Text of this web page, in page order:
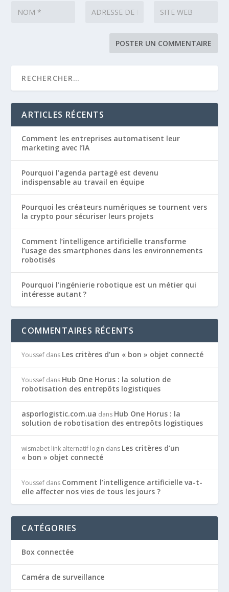
ARTICLES RÉCENTS
Comment les entreprises automatisent leur
marketing avec l’IA
Pourquoi l’agenda partagé est devenu
indispensable au travail en équipe
Pourquoi les créateurs numériques se tournent vers
la crypto pour sécuriser leurs projets
Comment l’intelligence artificielle transforme
l’usage des smartphones dans les environnements
robotisés
Pourquoi l’ingénierie robotique est un métier qui
intéresse autant ?
COMMENTAIRES RÉCENTS
Youssef dans Les critères d’un « bon » objet connecté
Youssef dans Hub One Horus : la solution de
robotisation des entrepôts logistiques
asporlogistic.com.ua dans Hub One Horus : la
solution de robotisation des entrepôts logistiques
wismabet link alternatif login dans Les critères d’un
« bon » objet connecté
Youssef dans Comment l’intelligence artificielle va-t-
elle affecter nos vies de tous les jours ?
CATÉGORIES
Box connectée
Caméra de surveillance